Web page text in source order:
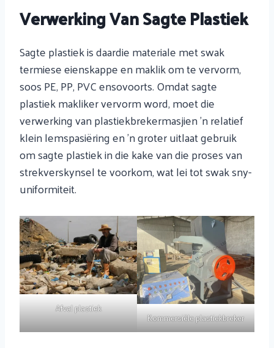
Verwerking Van Sagte Plastiek
Sagte plastiek is daardie materiale met swak
termiese eienskappe en maklik om te vervorm,
soos PE, PP, PVC ensovoorts. Omdat sagte
plastiek makliker vervorm word, moet die
verwerking van plastiekbrekermasjien 'n relatief
klein lemspasiëring en 'n groter uitlaat gebruik
om sagte plastiek in die kake van die proses van
strekverskynsel te voorkom, wat lei tot swak sny-
uniformiteit.
Afval plastiek
Kommersiële plastiekbreker